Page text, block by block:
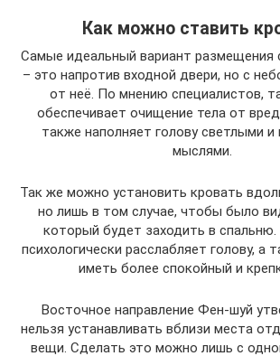
Как можно ставить
Самые идеальный вариант размещения
– это напротив входной двери, но с
от неё. По мнению специалистов,
обеспечивает очищение тела от
также наполняет голову светлыми
мыслями.
Так же можно установить кровать
но лишь в том случае, чтобы было
который будет заходить в
психологически расслабляет голову, а
иметь более спокойный и
Восточное направление Фен-шуй
нельзя устанавливать вблизи места
вещи. Сделать это можно лишь с